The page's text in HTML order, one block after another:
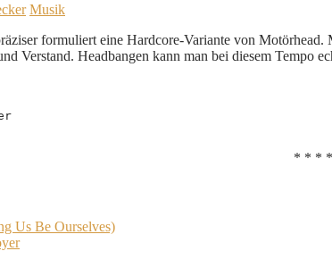
Musik
formuliert eine Hardcore-Variante von
Verstand. Headbangen kann man bei diesem Tempo
* * *
Us Be Ourselves)